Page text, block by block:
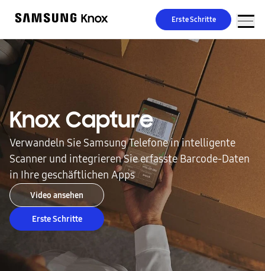
Erste Schritte
Knox Capture
Verwandeln Sie Samsung Telefone in intelligente
Scanner und integrieren Sie erfasste Barcode-Daten
in Ihre geschäftlichen Apps
Video ansehen
Erste Schritte